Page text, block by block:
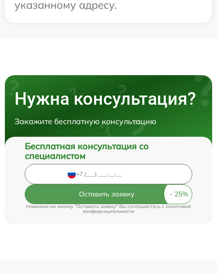
указанному адресу.
Нужна консультация?
Закажите бесплатную консультацию
Бесплатная консультация со
специалистом
Оставить заявку
Нажимая на кнопку "Оставить заявку" Вы соглашаетесь cполитикой
конфиденциальности